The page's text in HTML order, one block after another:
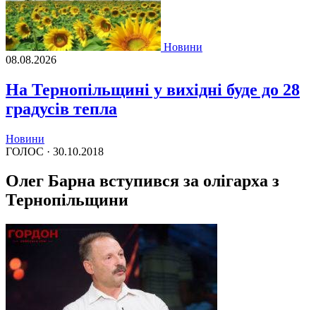
Новини
08.08.2026
На Тернопільщині у вихідні буде до 28
градусів тепла
Новини
ГОЛОС · 30.10.2018
Олег Барна вступився за олігарха з
Тернопільщини